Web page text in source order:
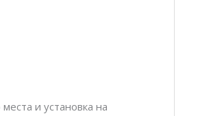
и установка на